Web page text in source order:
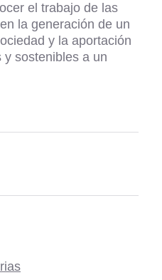
el trabajo de las
la generación de un
y la aportación
sostenibles a un